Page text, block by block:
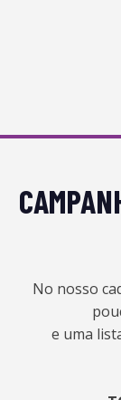
No nosso
e uma